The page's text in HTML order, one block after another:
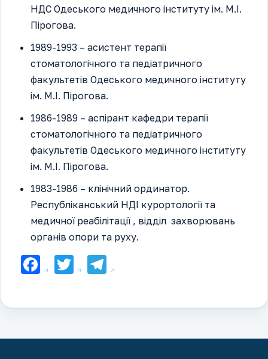
НДС Одеського медичного інституту ім. М.І.
Пірогова.
1989-1993 – асистент терапії
стоматологічного та педіатричного
факультетів Одеського медичного інституту
ім. М.І. Пірогова.
1986-1989 – аспірант кафедри терапії
стоматологічного та педіатричного
факультетів Одеського медичного інституту
ім. М.І. Пірогова.
1983-1986 – клінічний ординатор.
Республіканський НДІ курортології та
медичної реабілітації , відділ захворювань
органів опори та руху.
Facebook
TwitterTelegram